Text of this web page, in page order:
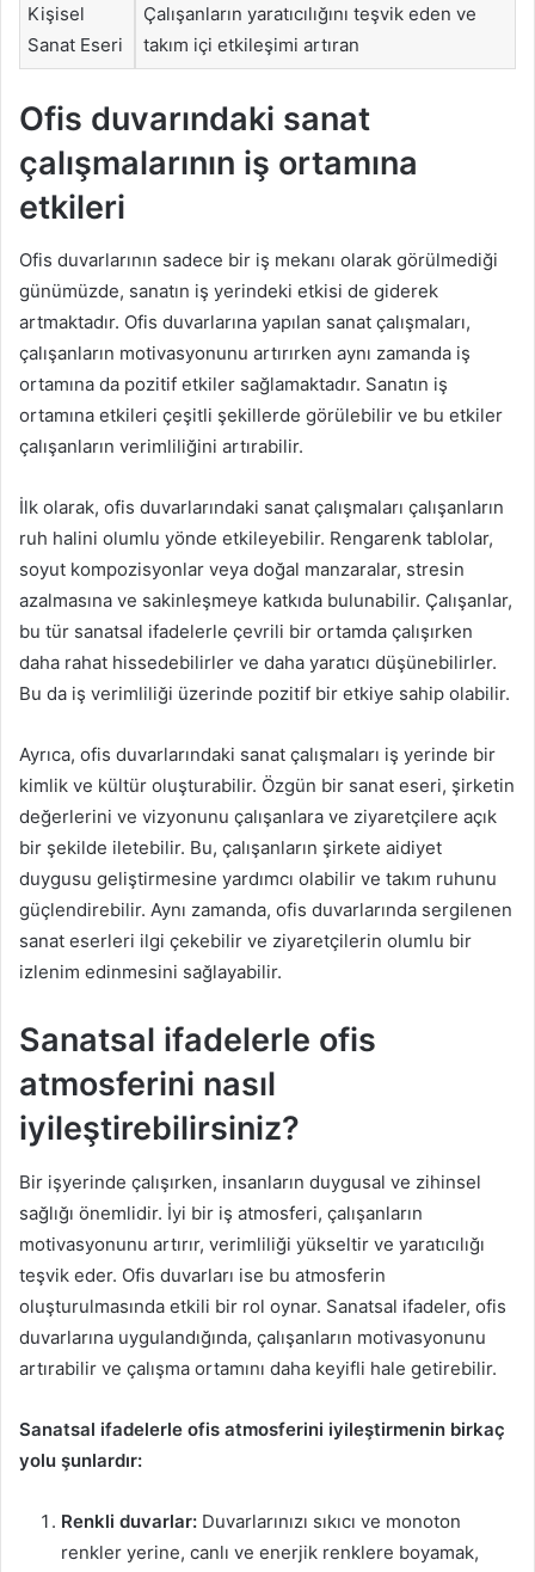
Kişisel
Sanat Eseri
Çalışanların yaratıcılığını teşvik eden ve
takım içi etkileşimi artıran
Ofis duvarındaki sanat
çalışmalarının iş ortamına
etkileri
Ofis duvarlarının sadece bir iş mekanı olarak görülmediği
günümüzde, sanatın iş yerindeki etkisi de giderek
artmaktadır. Ofis duvarlarına yapılan sanat çalışmaları,
çalışanların motivasyonunu artırırken aynı zamanda iş
ortamına da pozitif etkiler sağlamaktadır. Sanatın iş
ortamına etkileri çeşitli şekillerde görülebilir ve bu etkiler
çalışanların verimliliğini artırabilir.
İlk olarak, ofis duvarlarındaki sanat çalışmaları çalışanların
ruh halini olumlu yönde etkileyebilir. Rengarenk tablolar,
soyut kompozisyonlar veya doğal manzaralar, stresin
azalmasına ve sakinleşmeye katkıda bulunabilir. Çalışanlar,
bu tür sanatsal ifadelerle çevrili bir ortamda çalışırken
daha rahat hissedebilirler ve daha yaratıcı düşünebilirler.
Bu da iş verimliliği üzerinde pozitif bir etkiye sahip olabilir.
Ayrıca, ofis duvarlarındaki sanat çalışmaları iş yerinde bir
kimlik ve kültür oluşturabilir. Özgün bir sanat eseri, şirketin
değerlerini ve vizyonunu çalışanlara ve ziyaretçilere açık
bir şekilde iletebilir. Bu, çalışanların şirkete aidiyet
duygusu geliştirmesine yardımcı olabilir ve takım ruhunu
güçlendirebilir. Aynı zamanda, ofis duvarlarında sergilenen
sanat eserleri ilgi çekebilir ve ziyaretçilerin olumlu bir
izlenim edinmesini sağlayabilir.
Sanatsal ifadelerle ofis
atmosferini nasıl
iyileştirebilirsiniz?
Bir işyerinde çalışırken, insanların duygusal ve zihinsel
sağlığı önemlidir. İyi bir iş atmosferi, çalışanların
motivasyonunu artırır, verimliliği yükseltir ve yaratıcılığı
teşvik eder. Ofis duvarları ise bu atmosferin
oluşturulmasında etkili bir rol oynar. Sanatsal ifadeler, ofis
duvarlarına uygulandığında, çalışanların motivasyonunu
artırabilir ve çalışma ortamını daha keyifli hale getirebilir.
Sanatsal ifadelerle ofis atmosferini iyileştirmenin birkaç
yolu şunlardır:
Renkli duvarlar: Duvarlarınızı sıkıcı ve monoton
renkler yerine, canlı ve enerjik renklere boyamak,